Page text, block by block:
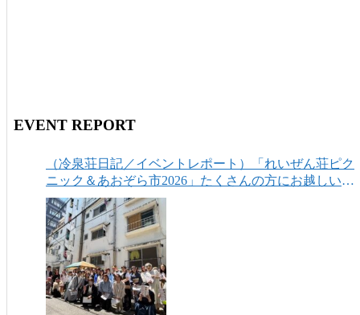
EVENT REPORT
（冷泉荘日記／イベントレポート）「れいぜん荘ピク
ニック＆あおぞら市2026」たくさんの方にお越しいた
だき、ありがとうございました！